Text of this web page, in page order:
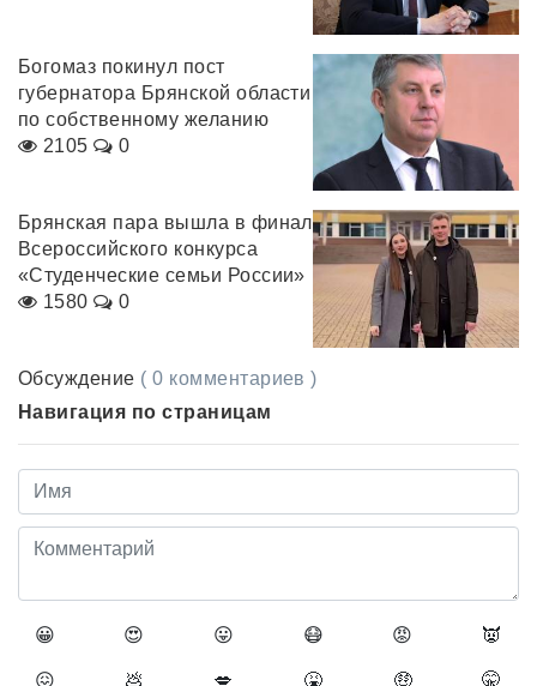
Богомаз покинул пост
губернатора Брянской области
по собственному желанию
2105
0
Брянская пара вышла в финал
Всероссийского конкурса
«Студенческие семьи России»
1580
0
Обсуждение ( 0 комментариев )
Навигация по страницам
😀 😍 😛 😷 😡 👿
😖 💩 💋 🤮 🤑 🤫